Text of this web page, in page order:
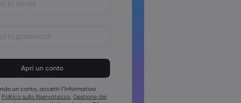
devono essere comprese tra 8 e
devono contenere almeno 1
devono contenere almeno una
un conto, accetti l’Informativa
Politica sulla Riservatezza, Gestione dei